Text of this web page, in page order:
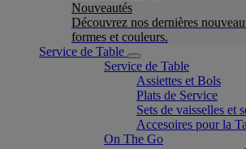
Nouveautés
Découvrez nos dernières
formes et couleurs.
Service de Table
Service de Table
Assiettes et Bols
Plats de Service
Sets de vaisselles et
Accesoires pour la
On The Go